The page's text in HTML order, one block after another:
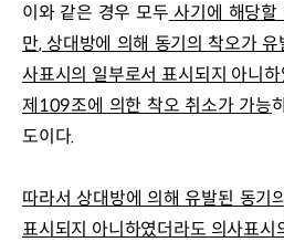
이와 같은 경우 모두 사기에 해당할
만, 상대방에 의해 동기의 착오가
사표시의 일부로서 표시되지 아니
제 109조에 의한 착오 취소가 가능
도이다.
따라서 상대방에 의해 유발된 동기
표시되지 아니하였더라도 의사표시